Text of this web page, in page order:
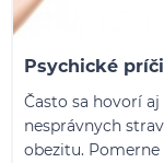
Psychické
Často sa hovorí
nesprávnych
obezitu.